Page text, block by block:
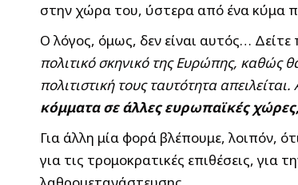
στην χώρα του, ύστερα από ένα κύμα
Ο λόγος, όμως, δεν είναι αυτός… Δείτε
πολιτικό σκηνικό της Ευρώπης, καθώς
πολιτιστική τους ταυτότητα
κόμματα σε άλλες ευρωπαϊκές
Για άλλη μία φορά βλέπουμε, λοιπόν,
για τις τρομοκρατικές επιθέσεις,